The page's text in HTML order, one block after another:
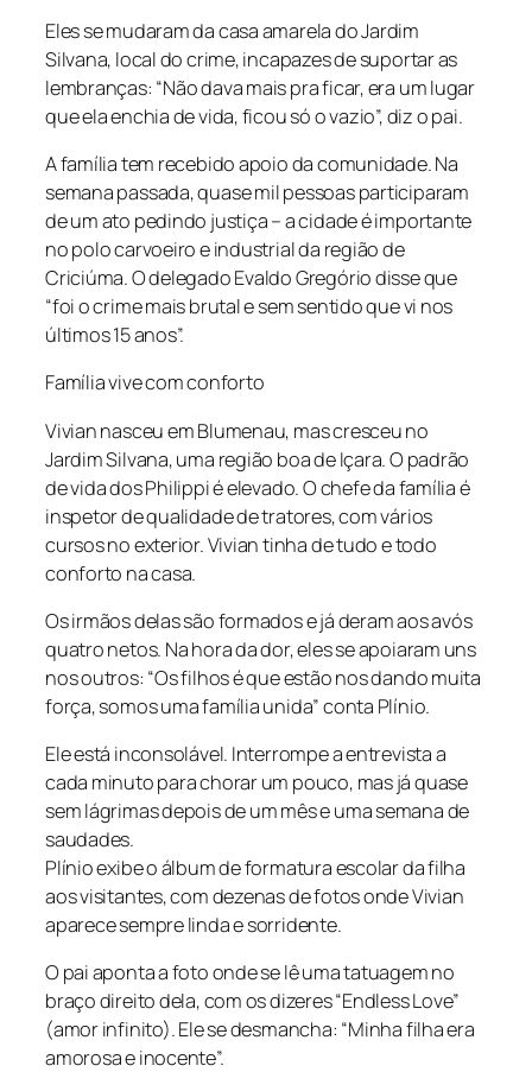
Eles se mudaram da casa amarela do Jardim
Silvana, local do crime, incapazes de suportar as
lembranças: “Não dava mais pra ficar, era um lugar
que ela enchia de vida, ficou só o vazio”, diz o pai.
A família tem recebido apoio da comunidade. Na
semana passada, quase mil pessoas participaram
de um ato pedindo justiça – a cidade é importante
no polo carvoeiro e industrial da região de
Criciúma. O delegado Evaldo Gregório disse que
“foi o crime mais brutal e sem sentido que vi nos
últimos 15 anos”.
Família vive com conforto
Vivian nasceu em Blumenau, mas cresceu no
Jardim Silvana, uma região boa de Içara. O padrão
de vida dos Philippi é elevado. O chefe da família é
inspetor de qualidade de tratores, com vários
cursos no exterior. Vivian tinha de tudo e todo
conforto na casa.
Os irmãos delas são formados e já deram aos avós
quatro netos. Na hora da dor, eles se apoiaram uns
nos outros: “Os filhos é que estão nos dando muita
força, somos uma família unida” conta Plínio.
Ele está inconsolável. Interrompe a entrevista a
cada minuto para chorar um pouco, mas já quase
sem lágrimas depois de um mês e uma semana de
saudades.
Plínio exibe o álbum de formatura escolar da filha
aos visitantes, com dezenas de fotos onde Vivian
aparece sempre linda e sorridente.
O pai aponta a foto onde se lê uma tatuagem no
braço direito dela, com os dizeres “Endless Love”
(amor infinito). Ele se desmancha: “Minha filha era
amorosa e inocente”.